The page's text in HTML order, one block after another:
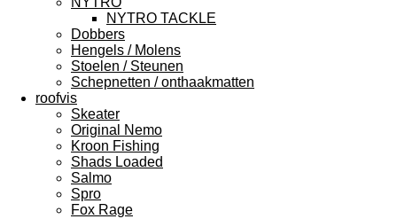
NYTRO TACKLE
Dobbers
Hengels / Molens
Stoelen / Steunen
Schepnetten / onthaakmatten
roofvis
Skeater
Original Nemo
Kroon Fishing
Shads Loaded
Salmo
Spro
Fox Rage